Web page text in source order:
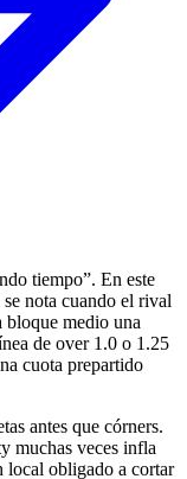
tiempo”. En este
nota cuando el rival
medio una
de over 1.0 o 1.25
cuota prepartido
antes que córners.
muchas veces infla
local obligado a cortar